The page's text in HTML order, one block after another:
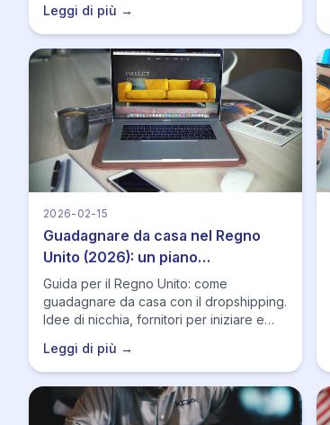
scalare senza perdere margine.
Leggi di più →
2026-02-15
Guadagnare da casa nel Regno
Unito (2026): un piano
dropshipping realistico
Guida per il Regno Unito: come
guadagnare da casa con il dropshipping.
Idee di nicchia, fornitori per iniziare e
monitoraggio e ordini.
Leggi di più →